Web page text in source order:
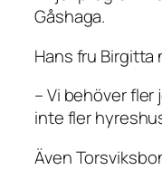
Gåshaga.
Hans fru Birgitta
– Vi behöver
inte fler
Även